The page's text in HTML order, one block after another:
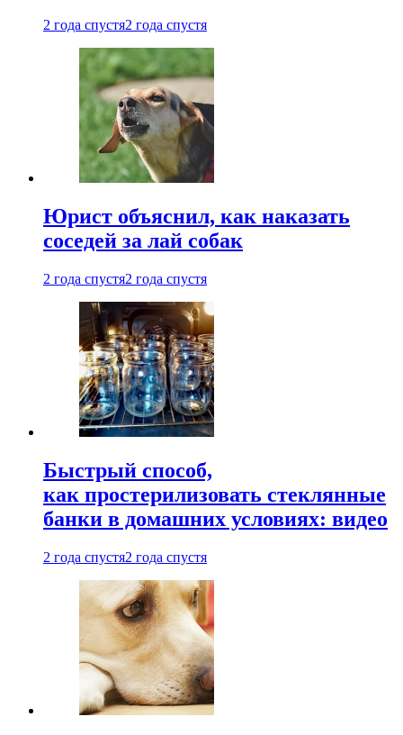
2 года спустя2 года спустя
Юрист объяснил, как наказать
соседей за лай собак
2 года спустя2 года спустя
Быстрый способ,
как простерилизовать стеклянные
банки в домашних условиях: видео
2 года спустя2 года спустя